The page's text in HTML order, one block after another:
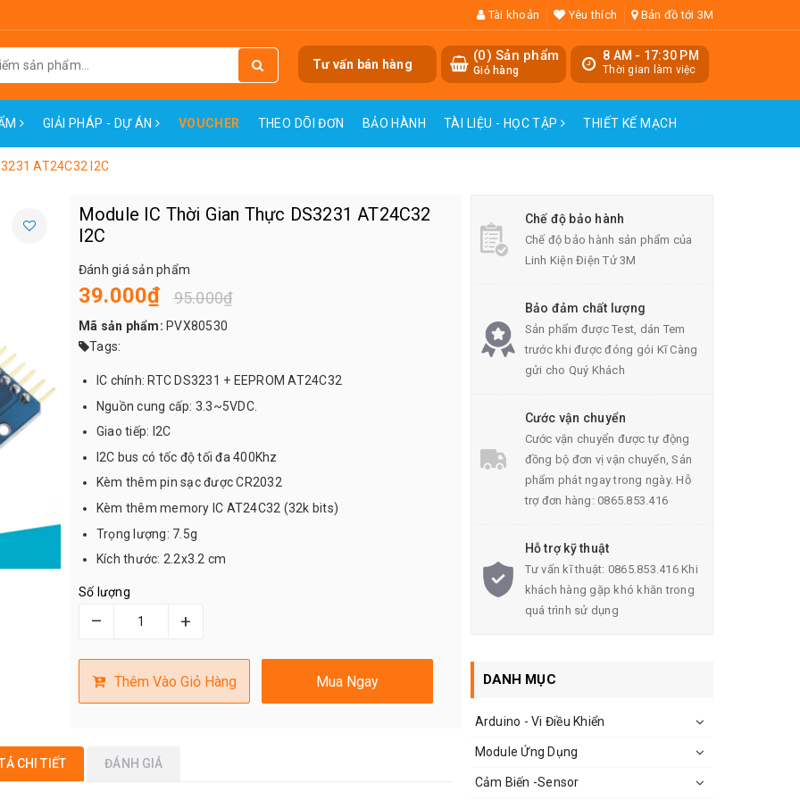
Tài khoản Yêu thích Bản đồ tới 3M
8 AM - 17:30 PM
Thời gian làm việc
(0) Sản phẩm
Giỏ hàng
Tư vấn bán hàng
GIẢI PHÁP - DỰ ÁN VOUCHER THEO DÕI ĐƠN BẢO HÀNH TÀI LIỆU - HỌC TẬP THIẾT KẾ MẠCH
AT24C32 I2C
Module IC Thời Gian Thực DS3231 AT24C32
I2C
Đánh giá sản phẩm
39.000₫ 95.000₫
Mã sản phẩm: PVX80530
Tags:
IC chính: RTC DS3231 + EEPROM AT24C32
Nguồn cung cấp: 3.3~5VDC.
Giao tiếp: I2C
I2C bus có tốc độ tối đa 400Khz
Kèm thêm pin sạc được CR2032
Kèm thêm memory IC AT24C32 (32k bits)
Trọng lượng: 7.5g
Kích thước: 2.2x3.2 cm
Số lượng
– +
Thêm Vào Giỏ Hàng Mua Ngay
CHI TIẾT ĐÁNH GIÁ
Chế độ bảo hành
Chế độ bảo hành sản phẩm của
Linh Kiện Điện Tử 3M
Bảo đảm chất lượng
Sản phẩm được Test, dán Tem
trước khi được đóng gói Kĩ Càng
gửi cho Quý Khách
Cước vận chuyển
Cước vận chuyển được tự động
đồng bộ đơn vị vận chuyển, Sản
phẩm phát ngay trong ngày. Hỗ
trợ đơn hàng: 0865.853.416
Hỗ trợ kỹ thuật
Tư vấn kĩ thuật: 0865.853.416 Khi
khách hàng gặp khó khăn trong
quá trình sử dụng
DANH MỤC
Arduino - Vi Điều Khiển
Module Ứng Dụng
Cảm Biến -Sensor